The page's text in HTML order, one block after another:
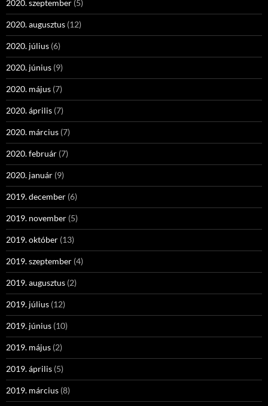
2020. szeptember (5)
2020. augusztus (12)
2020. július (6)
2020. június (9)
2020. május (7)
2020. április (7)
2020. március (7)
2020. február (7)
2020. január (9)
2019. december (6)
2019. november (5)
2019. október (13)
2019. szeptember (4)
2019. augusztus (2)
2019. július (12)
2019. június (10)
2019. május (2)
2019. április (5)
2019. március (8)